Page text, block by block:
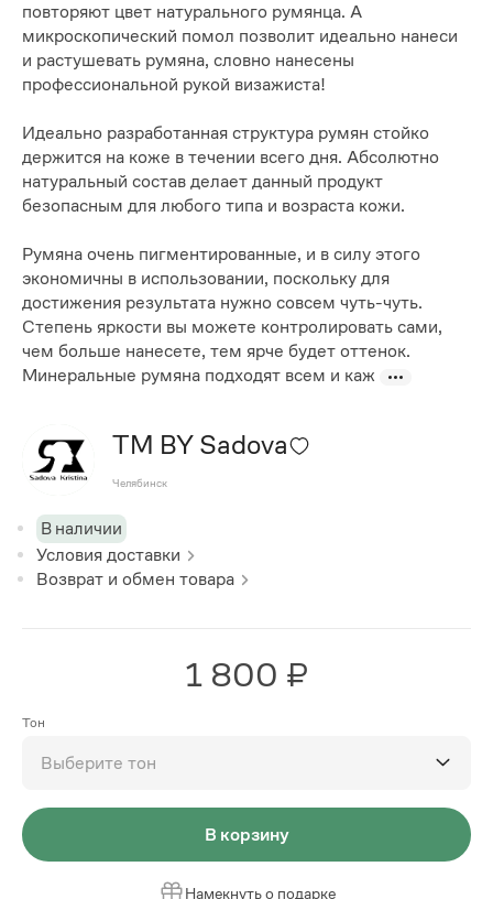
повторяют цвет натурального румянца. А
микроскопический помол позволит идеально нанеси
и растушевать румяна, словно нанесены
профессиональной рукой визажиста!
Идеально разработанная структура румян стойко
держится на коже в течении всего дня. Абсолютно
натуральный состав делает данный продукт
безопасным для любого типа и возраста кожи.
Румяна очень пигментированные, и в силу этого
экономичны в использовании, поскольку для
достижения результата нужно совсем чуть-чуть.
Степень яркости вы можете контролировать сами,
чем больше нанесете, тем ярче будет оттенок.
Минеральные румяна подходят всем и каж
TM BY Sadova
Челябинск
В наличии
Условия доставки
Возврат и обмен товара
1 800 ₽
Тон
Выберите тон
В корзину
Намекнуть о подарке